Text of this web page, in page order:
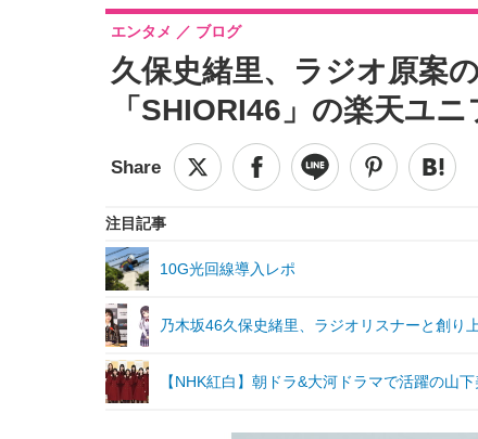
久保史緒里、ラジオ原案
「SHIORI46」の楽天ユ
エンタメ ブログ
注目記事
10G光回線導入レポ
乃木坂46久保史緒里、ラジオリスナーと創り
【NHK紅白】朝ドラ&大河ドラマで活躍の山